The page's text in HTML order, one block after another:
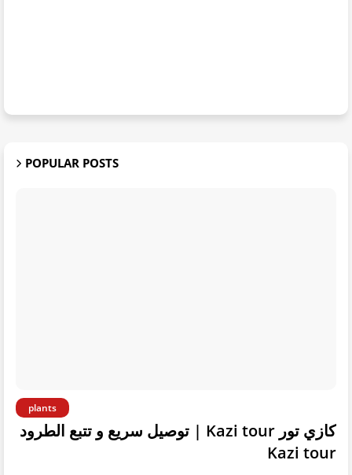
POPULAR POSTS
plants
كازي تور Kazi tour | توصيل سريع و تتبع الطرود
Kazi tour